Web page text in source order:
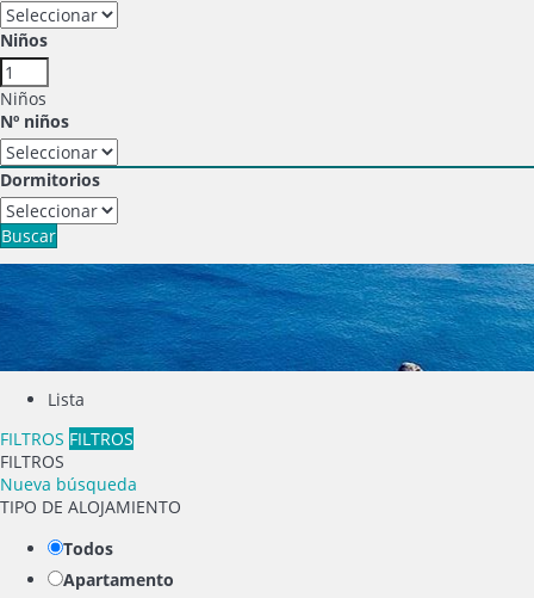
Niños
Niños
Nº niños
Dormitorios
Buscar
Lista
FILTROS FILTROS
FILTROS
Nueva búsqueda
TIPO DE ALOJAMIENTO
Todos
Apartamento